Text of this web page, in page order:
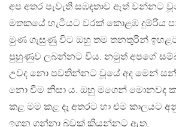
අප අතර පැවැති සඹඳතාව ඈත් වන්නට
මතකයේ හැටියට වරක් කොළඹ දුම්රිය
මුණ ගැසුණු විට ඔහු තම තනතුරින් ඉහළට
පුහුණුව ලබන්නට විය. නමුත් අපගේ
උවද නො පවතින්නට වූයේ අද මෙන්
නො වීම නිසා ය. ඔහු මගෙන් මොනවද
කළ මම කළ දෑ අතරට හා එම කාලයට
ඉගන ගන්නා බවක් කියන්නට ඇත.